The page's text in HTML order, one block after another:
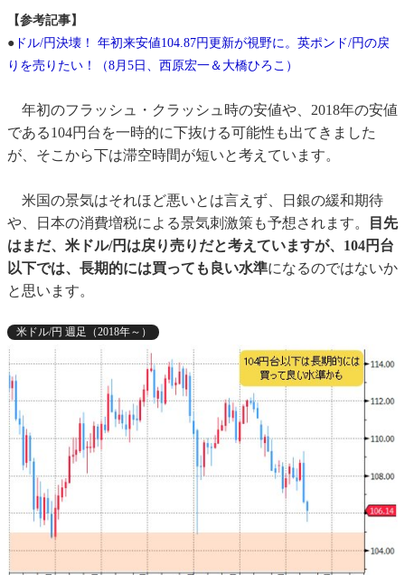
【参考記事】
● ドル/円決壊！ 年初来安値104.87円更新が視野に。英ポンド/円の戻
りを売りたい！（8月5日、西原宏一＆大橋ひろこ）
年初のフラッシュ・クラッシュ時の安値や、2018年の安値
である104円台を一時的に下抜ける可能性も出てきました
が、そこから下は滞空時間が短いと考えています。
米国の景気はそれほど悪いとは言えず、日銀の緩和期待
や、日本の消費増税による景気刺激策も予想されます。
目先
はまだ、米ドル/円は戻り売りだと考えていますが、104円台
以下では、長期的には買っても良い水準になるのではないか
と思います。
米ドル/円 週足（2018年～）